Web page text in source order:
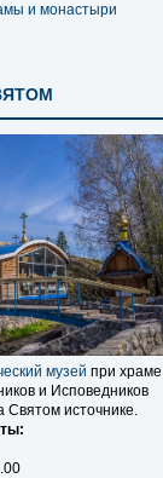
и монастыри
музей при храме
и Исповедников
Святом источнике.